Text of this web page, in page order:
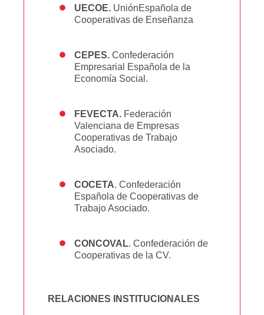
UECOE. UniónEspañola de
Cooperativas de Enseñanza
CEPES. Confederación
Empresarial Española de la
Economía Social.
FEVECTA. Federación
Valenciana de Empresas
Cooperativas de Trabajo
Asociado.
COCETA. Confederación
Española de Cooperativas de
Trabajo Asociado.
CONCOVAL. Confederación de
Cooperativas de la CV.
RELACIONES INSTITUCIONALES